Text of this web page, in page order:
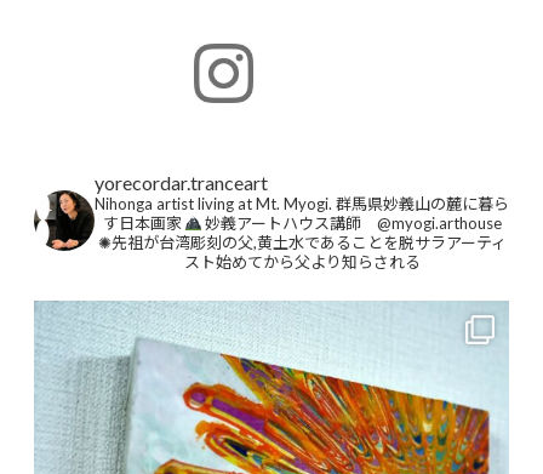
yorecordar.tranceart
Nihonga artist living at Mt. Myogi. 群馬県妙義山の麓に暮ら
す日本画家
妙義アートハウス講師 @myogi.arthouse
✺先祖が台湾彫刻の父,黄土水であることを脱サラアーティ
スト始めてから父より知らされる